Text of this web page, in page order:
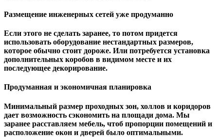
Размещение инженерных сетей уже продуманно
Если этого не сделать заранее, то потом придется
использовать оборудование нестандартных размеров,
которое обычно стоит дороже. Или потребуется установка
дополнительных коробов в видимом месте и их
последующее декорирование.
Продуманная и экономичная планировка
Минимальный размер проходных зон, холлов и коридоров
дает возможность сэкономить на площади дома. Мы
заранее расставляем мебель, чтоб пропорции помещений и
расположение окон и дверей было оптимальными.